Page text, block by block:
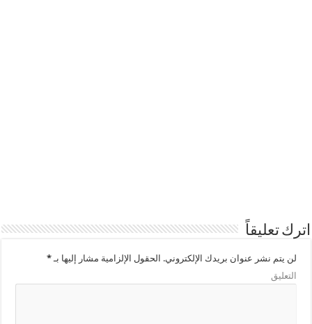
اترك تعليقاً
لن يتم نشر عنوان بريدك الإلكتروني. الحقول الإلزامية مشار إليها بـ*
التعليق